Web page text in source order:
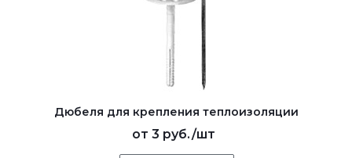
Дюбеля для крепления теплоизоляции
от 3 руб./шт